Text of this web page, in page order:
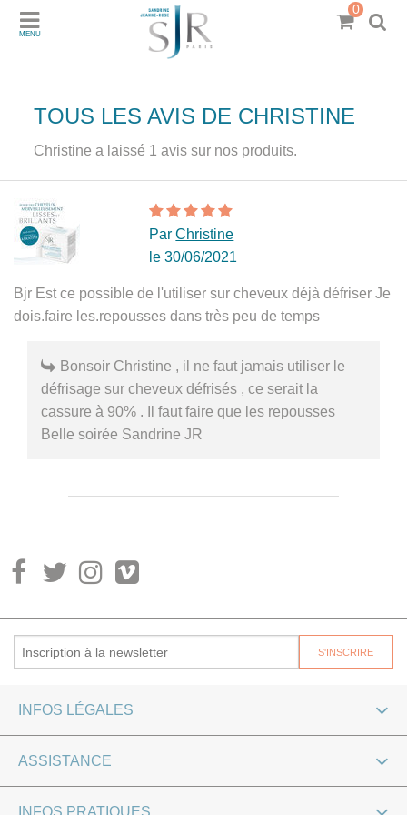
MENU
0
TOUS LES AVIS DE CHRISTINE
Christine a laissé 1 avis sur nos produits.
ParChristine
le 30/06/2021
Bjr Est ce possible de l'utiliser sur cheveux déjà défriser Je
dois.faire les.repousses dans très peu de temps
Bonsoir Christine , il ne faut jamais utiliser le
défrisage sur cheveux défrisés , ce serait la
cassure à 90% . Il faut faire que les repousses
Belle soirée Sandrine JR
INFOS LÉGALES
ASSISTANCE